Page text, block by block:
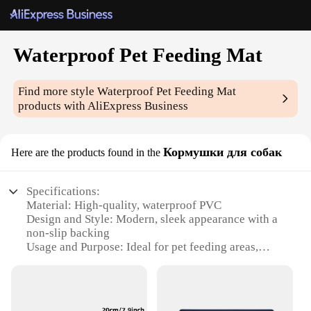
Waterproof Pet Feeding Mat
Find more styleWaterproof Pet Feeding Mat
products with AliExpress Business
Here are the products found in the Кормушки для собак
Specifications:
Material: High-quality, waterproof PVC
Design and Style: Modern, sleek appearance with a
non-slip backing
Usage and Purpose: Ideal for pet feeding areas,